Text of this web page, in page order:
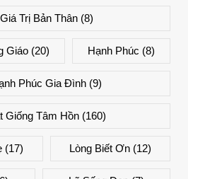
Giá Trị Bản Thân(8)
Giáo(20) Hạnh Phúc (8)
Phúc Gia Đình (9)
Giống Tâm Hồn (160)
(17) Lòng Biết Ơn(12)